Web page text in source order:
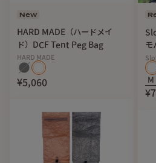
Dyneema® 素材
99g/sqmのDyneema®
New
HARD MADE（ハードメイ
ド）DCF Tent Peg Bag
HARD MADE
¥5,060
モ
M